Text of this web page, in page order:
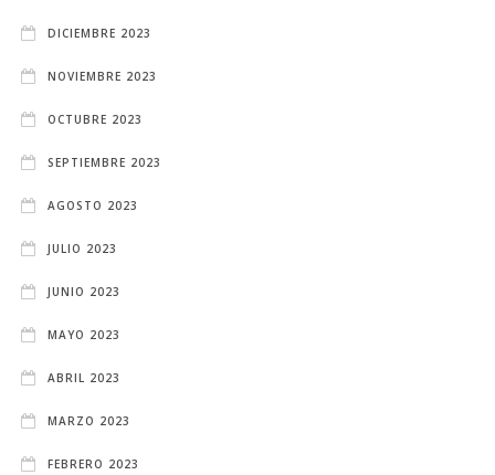
DICIEMBRE 2023
NOVIEMBRE 2023
OCTUBRE 2023
SEPTIEMBRE 2023
AGOSTO 2023
JULIO 2023
JUNIO 2023
MAYO 2023
ABRIL 2023
MARZO 2023
FEBRERO 2023